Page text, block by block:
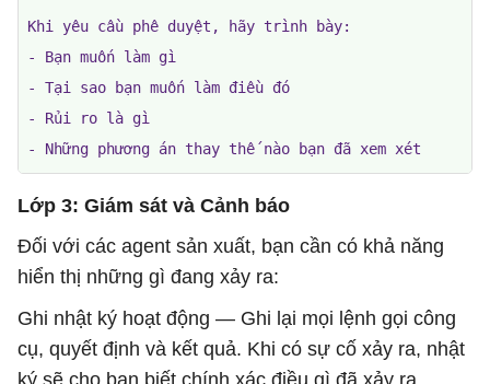
Khi yêu cầu phê duyệt, hãy trình bày:
- Bạn muốn làm gì
- Tại sao bạn muốn làm điều đó
- Rủi ro là gì
- Những phương án thay thế nào bạn đã xem xét
Lớp 3: Giám sát và Cảnh báo
Đối với các agent sản xuất, bạn cần có khả năng
hiển thị những gì đang xảy ra:
Ghi nhật ký hoạt động — Ghi lại mọi lệnh gọi công
cụ, quyết định và kết quả. Khi có sự cố xảy ra, nhật
ký sẽ cho bạn biết chính xác điều gì đã xảy ra.